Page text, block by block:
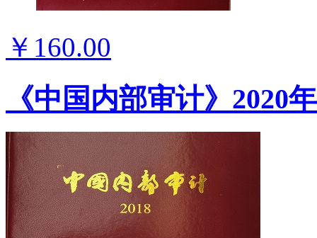
￥160.00
《中国内部审计》2020